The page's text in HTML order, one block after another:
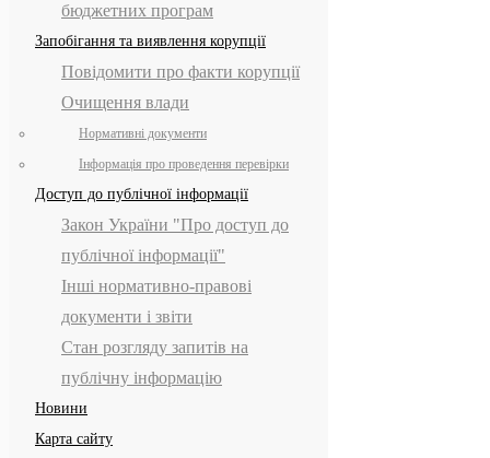
бюджетних програм
Запобігання та виявлення корупції
Повідомити про факти корупції
Очищення влади
Нормативні документи
Інформація про проведення перевірки
Доступ до публічної інформації
Закон України "Про доступ до
публічної інформації"
Інші нормативно-правові
документи і звіти
Стан розгляду запитів на
публічну інформацію
Новини
Карта сайту